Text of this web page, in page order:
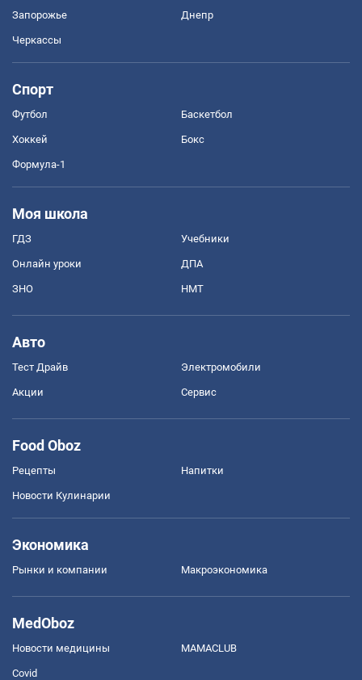
Запорожье Днепр
Черкассы
Спорт
Футбол Баскетбол
Хоккей Бокс
Формула-1
Моя школа
ГДЗ Учебники
Онлайн уроки ДПА
ЗНО НМТ
Авто
Тест Драйв Электромобили
Акции Сервис
Food Oboz
Рецепты Напитки
Новости Кулинарии
Экономика
Рынки и компании Mакроэкономика
MedOboz
Новости медицины MAMACLUB
Covid